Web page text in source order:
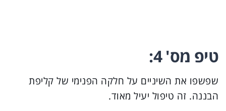
טיפ מס' 4:
שפשפו את השיניים על חלקה הפנימי של קליפת
הבננה. זה טיפול יעיל מאוד.